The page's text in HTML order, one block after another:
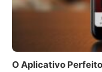
O Aplicativo